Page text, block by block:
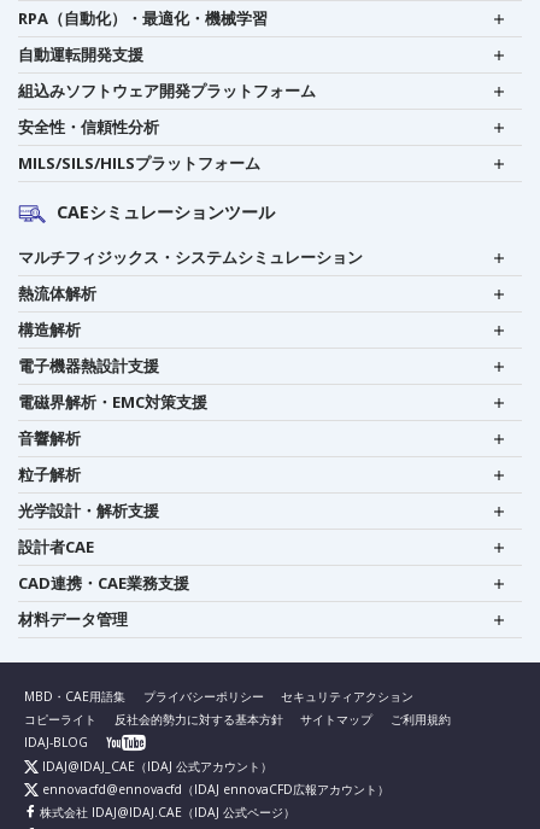
RPA（自動化）・最適化・機械学習
自動運転開発支援
組込みソフトウェア開発プラットフォーム
安全性・信頼性分析
MILS/SILS/HILSプラットフォーム
CAEシミュレーションツール
マルチフィジックス・システムシミュレーション
熱流体解析
構造解析
電子機器熱設計支援
電磁界解析・EMC対策支援
音響解析
粒子解析
光学設計・解析支援
設計者CAE
CAD連携・CAE業務支援
材料データ管理
MBD・CAE用語集 プライバシーポリシー
セキュリティアクション
コピーライト
反社会的勢力に対する基本方針 サイトマップ
ご利用規約
IDAJ-BLOG
IDAJ@IDAJ_CAE （IDAJ 公式アカウント）
ennovacfd@ennovacfd （IDAJ ennovaCFD広報アカウント）
株式会社 IDAJ@IDAJ.CAE （IDAJ 公式ページ）